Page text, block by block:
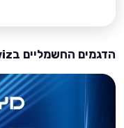
הדגמים החשמליים בCarwiz